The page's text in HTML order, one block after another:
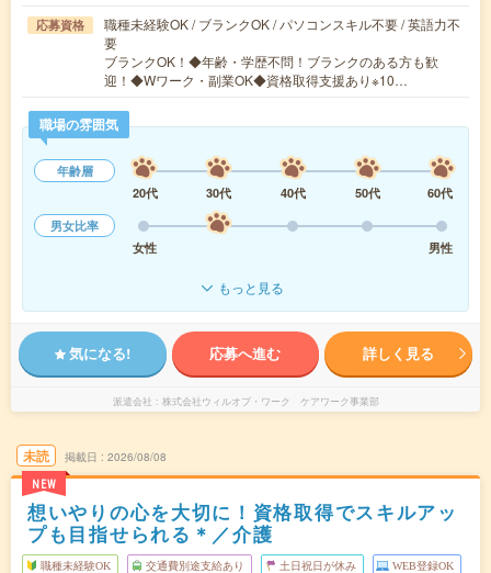
応募資格
職種未経験OK / ブランクOK / パソコンスキル不要 / 英語力不
要
ブランクOK！◆年齢・学歴不問！ブランクのある方も歓
迎！◆Wワーク・副業OK◆資格取得支援あり※10…
職場の雰囲気
年齢層
20代
30代 40代 50代
60代
男女比率
女性
男性
もっと見る
気になる! 応募へ進む 詳しく見る
派遣会社 株式会社ウィルオブ・ワーク ケアワーク事業部
未読
NEW
掲載日 2026/08/08
想いやりの心を大切に！資格取得でスキルアッ
プも目指せられる＊／介護
職種未経験OK 交通費別途支給あり 土日祝日が休み WEB登録OK